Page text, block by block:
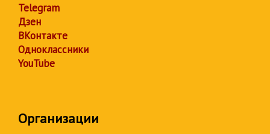
Telegram
Дзен
ВКонтакте
Одноклассники
YouTube
Организации